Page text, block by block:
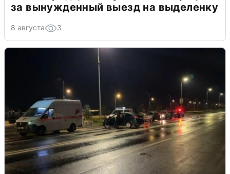
за вынужденный выезд на выделенку
8 августа 3